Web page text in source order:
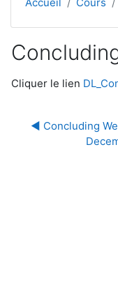
Conditions
Cliquer le lien
◀︎ Concluding